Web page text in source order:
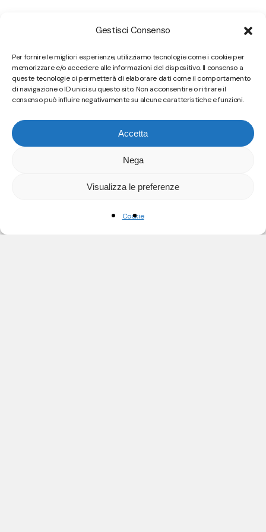
Gestisci Consenso
Per fornire le migliori esperienze, utilizziamo tecnologie come i cookie per
memorizzare e/o accedere alle informazioni del dispositivo. Il consenso a
queste tecnologie ci permetterà di elaborare dati come il comportamento
di navigazione o ID unici su questo sito. Non acconsentire o ritirare il
consenso può influire negativamente su alcune caratteristiche e funzioni.
Accetta
Nega
Visualizza le preferenze
Cookie
Recent Posts
ALTRE SUPERCAZZOLE.
PERCHÉ MI FIDO PIÙ DI UN ALGORITMO CHE DELLA
MIA COMMERCIALISTA (E LE IMPLICAZIONI
INQUIETANTI DI QUESTA AFFERMAZIONE)
SOVIETICO
ANCORA UN’ALTRO PODCAST DEL CAZZO?
NON TI RACCONTO “DI COSA PARLA” PERCHÉ NON
Recent Comments